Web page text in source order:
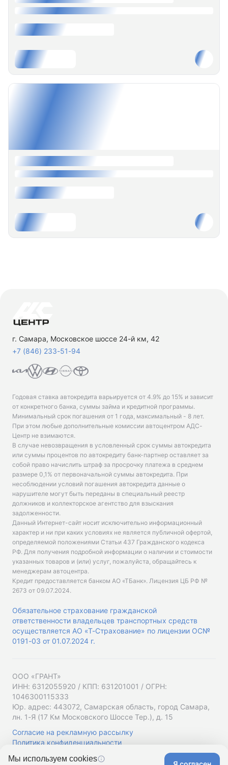
г. Самара, Московское шоссе 24-й км, 42
+7 (846) 233-51-94
Годовая ставка автокредита варьируется от 4.9% до 15% и зависит
от конкретного банка, суммы займа и кредитной программы.
Минимальный срок погашения от 1 года, максимальный - 8 лет.
При этом любые дополнительные комиссии автоцентром АДС-
Центр не взимаются.
В случае невозвращения в условленный срок суммы автокредита
или суммы процентов по автокредиту банк-партнер оставляет за
собой право начислить штраф за просрочку платежа в среднем
размере 0,1% от первоначальной суммы автокредита. При
несоблюдении условий погашения автокредита данные о
нарушителе могут быть переданы в специальный реестр
должников и коллекторское агентство для взыскания
задолженности.
Данный Интернет-сайт носит исключительно информационный
характер и ни при каких условиях не является публичной офертой,
определяемой положениями Статьи 437 Гражданского кодекса
РФ. Для получения подробной информации о наличии и стоимости
указанных товаров и (или) услуг, пожалуйста, обращайтесь к
менеджерам автоцентра.
Кредит предоставляется банком АО «ТБанк». Лицензия ЦБ РФ №
2673 от 09.07.2024.
Обязательное страхование гражданской
ответственности владельцев транспортных средств
осуществляется АО «Т-Страхование» по лицензии ОС№
0191-03 от 01.07.2024 г.
ООО «ГРАНТ»
ИНН: 6312055920 / КПП: 631201001 / ОГРН:
1046300115333
Юр. адрес: 443072, Самарская область, город Самара,
лн. 1-Я (17 Км Московского Шоссе Тер.), д. 15
Согласие на рекламную рассылку
Политика конфиденциальности
Мы используем cookies